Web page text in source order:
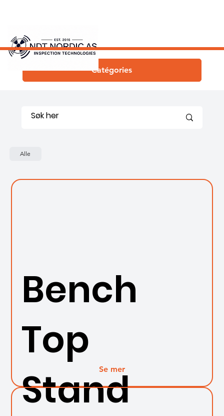
Catégories
Alle
Bench
Top
Stand
Se mer